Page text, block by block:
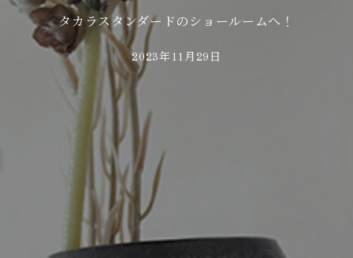
タカラスタンダードのショールームへ！
2023年11月29日